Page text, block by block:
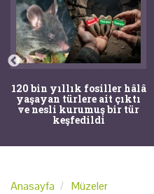
120 bin yıllık fosiller hâlâ
yaşayan türlere ait çıktı
ve nesli kurumuş bir tür
keşfedildi
Anasayfa Müzeler